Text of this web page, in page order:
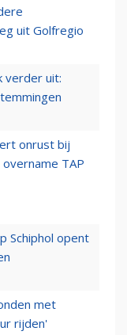
uit Golfregio
verder uit:
onrust bij
TAP
Schiphol opent
met
rijden'